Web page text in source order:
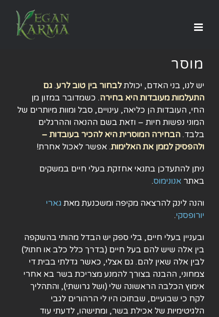
מוסר
יש לנו, בני האדם, יכולתלבחור בין טוב לרע. גם
התעלמות מעובדות היא בחירה. כשמדובר במזון מן
החי, העובדות הן כליאה, עינויים, סבל ומוות מיותרים של
המוני נפשות חיות – וזאת בשם ההנאה וההרגלים
בלבד. הבחירה המוסרית היא להכיר בעובדות –
ולהפסיק לממן את האלימות. אפשר לאכול אחרת!
ניתן להתעדכן בתנאי אחזקת בעלי חיים במשקים
באתר אנונימוס.
והנה לינק להרצאה מקיפה ומשכנעת מאת גארי
יורופסקי.
ובעניין בעלי חיים, בלי ספק יש הבדל מהותי בהשקפה
בין אלה שיש להם בעל חיים (בדרך כלל כלב או חתול)
לבין אלה שאין להם. גם אצלי, כאשר גדלתי בבית די
צמחוני, ההבנה בצורך להמנע מצריכת בשר בא אחרי
אימוץ הכלבה הראשונה שלי (ושל גרושתי), והתהליך
לקח כי שבועיים, שבתוכו היו לי הרהורים לגבי
הלגיטימיות של אכילת בשר, ומתישהו, לדעתי עוד